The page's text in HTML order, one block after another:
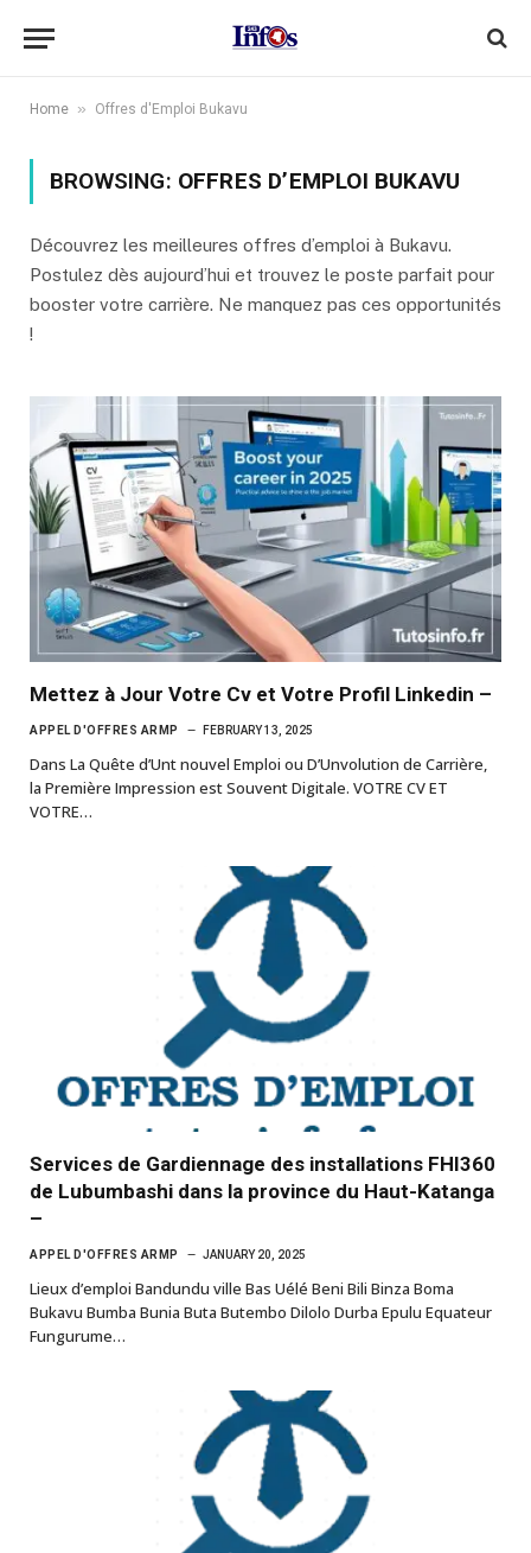
Home » Offres d'Emploi Bukavu
BROWSING: OFFRES D’EMPLOI BUKAVU
Découvrez les meilleures offres d’emploi à Bukavu.
Postulez dès aujourd’hui et trouvez le poste parfait pour
booster votre carrière. Ne manquez pas ces opportunités
!
Mettez à Jour Votre Cv et Votre Profil Linkedin –
APPEL D'OFFRES ARMP FEBRUARY 13, 2025
Dans La Quête d’Unt nouvel Emploi ou D’Unvolution de Carrière,
la Première Impression est Souvent Digitale. VOTRE CV ET
VOTRE…
Services de Gardiennage des installations FHI360
de Lubumbashi dans la province du Haut-Katanga
–
APPEL D'OFFRES ARMP JANUARY 20, 2025
Lieux d’emploi Bandundu ville Bas Uélé Beni Bili Binza Boma
Bukavu Bumba Bunia Buta Butembo Dilolo Durba Epulu Equateur
Fungurume…